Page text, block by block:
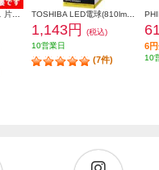
1,143円
(税込)
10営業日
(7件)
6
10